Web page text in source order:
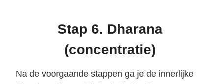
Stap 6. Dharana
(concentratie)
Na de voorgaande stappen ga je de innerlijke